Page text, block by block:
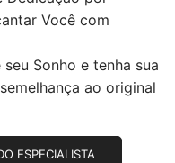
Você com
Sonho e tenha sua
ao original
ESPECIALISTA